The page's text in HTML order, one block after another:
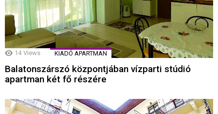
14 Views KIADÓ APARTMAN
Balatonszárszó központjában vízparti stúdió
apartman két fő részére